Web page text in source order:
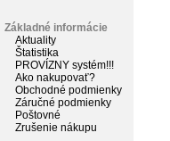
Základné informácie
Aktuality
Štatistika
PROVÍZNY systém!!!
Ako nakupovať?
Obchodné podmienky
Záručné podmienky
Poštovné
Zrušenie nákupu